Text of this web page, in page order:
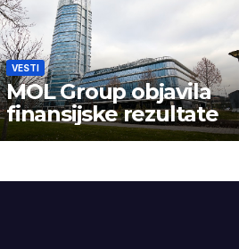
VESTI
MOL Group objavila
finansijske rezultate